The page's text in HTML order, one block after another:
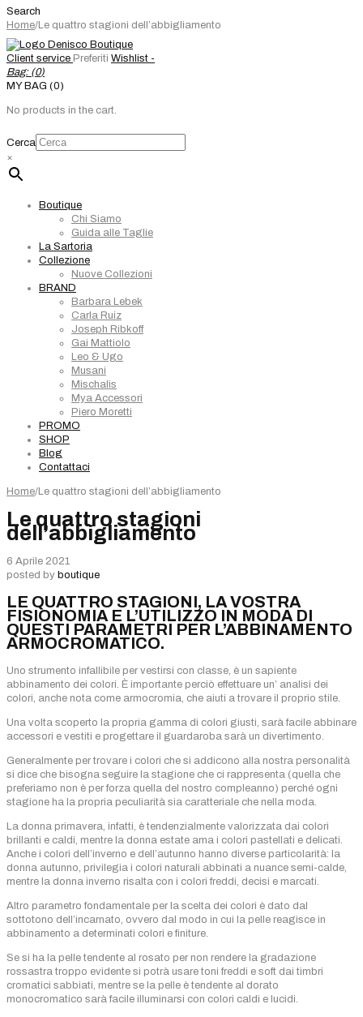
Search
Home/Le quattro stagioni dell’abbigliamento
Client service Preferiti Wishlist -
Bag: (0)
MY BAG (0)
No products in the cart.
Cerca
×
Boutique
Chi Siamo
Guida alle Taglie
La Sartoria
Collezione
Nuove Collezioni
BRAND
Barbara Lebek
Carla Ruiz
Joseph Ribkoff
Gai Mattiolo
Leo & Ugo
Musani
Mischalis
Mya Accessori
Piero Moretti
PROMO
SHOP
Blog
Contattaci
Home/Le quattro stagioni dell’abbigliamento
Le quattro stagioni
dell’abbigliamento
6 Aprile 2021
posted by boutique
LE QUATTRO STAGIONI, LA VOSTRA
FISIONOMIA E L’UTILIZZO IN MODA DI
QUESTI PARAMETRI PER L’ABBINAMENTO
ARMOCROMATICO.
Uno strumento infallibile per vestirsi con classe, è un sapiente
abbinamento dei colori. È importante perciò effettuare un’ analisi dei
colori, anche nota come armocromia, che aiuti a trovare il proprio stile.
Una volta scoperto la propria gamma di colori giusti, sarà facile abbinare
accessori e vestiti e progettare il guardaroba sarà un divertimento.
Generalmente per trovare i colori che si addicono alla nostra personalità
si dice che bisogna seguire la stagione che ci rappresenta (quella che
preferiamo non è per forza quella del nostro compleanno) perché ogni
stagione ha la propria peculiarità sia caratteriale che nella moda.
La donna primavera, infatti, è tendenzialmente valorizzata dai colori
brillanti e caldi, mentre la donna estate ama i colori pastellati e delicati.
Anche i colori dell’inverno e dell’autunno hanno diverse particolarità: la
donna autunno, privilegia i colori naturali abbinati a nuance semi-calde,
mentre la donna inverno risalta con i colori freddi, decisi e marcati.
Altro parametro fondamentale per la scelta dei colori è dato dal
sottotono dell’incarnato, ovvero dal modo in cui la pelle reagisce in
abbinamento a determinati colori e finiture.
Se si ha la pelle tendente al rosato per non rendere la gradazione
rossastra troppo evidente si potrà usare toni freddi e soft dai timbri
cromatici sabbiati, mentre se la pelle è tendente al dorato
monocromatico sarà facile illuminarsi con colori caldi e lucidi.